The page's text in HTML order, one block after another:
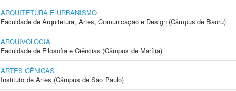
ARQUITETURA E URBANISMO
Faculdade de Arquitetura, Artes, Comunicação e Design (Câmpus de Bauru)
ARQUIVOLOGIA
Faculdade de Filosofia e Ciências (Câmpus de Marília)
ARTES CÊNICAS
Instituto de Artes (Câmpus de São Paulo)